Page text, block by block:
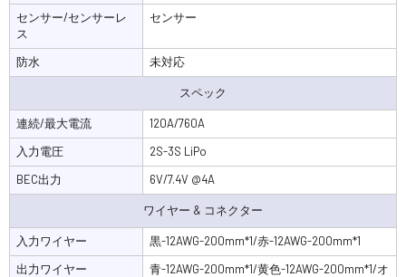
センサー/センサーレ
ス
センサー
防水 未対応
スペック
連続/最大電流
120A/760A
入力電圧
2S-3S LiPo
BEC出力
6V/7.4V @4A
ワイヤー & コネクター
入力ワイヤー
黒-12AWG-200mm*1/赤-12AWG-200mm*1
出力ワイヤー
青-12AWG-200mm*1/黄色-12AWG-200mm*1/オ